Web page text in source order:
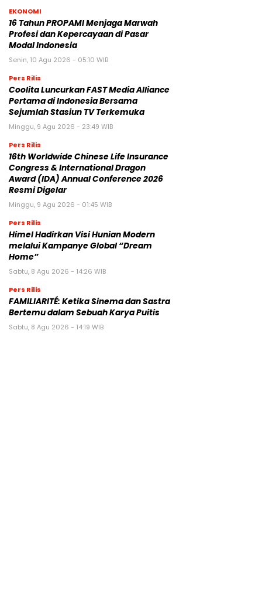
EKONOMI
16 Tahun PROPAMI Menjaga Marwah
Profesi dan Kepercayaan di Pasar
Modal Indonesia
Senin, 10 Agu 2026 - 05:10 WIB
Pers Rilis
Coolita Luncurkan FAST Media Alliance
Pertama di Indonesia Bersama
Sejumlah Stasiun TV Terkemuka
Minggu, 9 Agu 2026 - 23:49 WIB
Pers Rilis
16th Worldwide Chinese Life Insurance
Congress & International Dragon
Award (IDA) Annual Conference 2026
Resmi Digelar
Minggu, 9 Agu 2026 - 01:45 WIB
Pers Rilis
Himel Hadirkan Visi Hunian Modern
melalui Kampanye Global “Dream
Home”
Sabtu, 8 Agu 2026 - 14:26 WIB
Pers Rilis
FAMILIARITÉ: Ketika Sinema dan Sastra
Bertemu dalam Sebuah Karya Puitis
Sabtu, 8 Agu 2026 - 14:19 WIB